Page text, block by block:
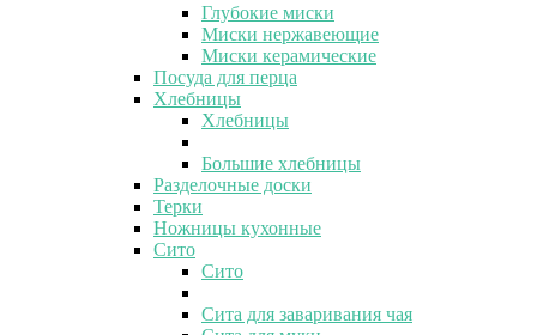
Глубокие миски
Миски нержавеющие
Миски керамические
Посуда для перца
Хлебницы
Хлебницы
Большие хлебницы
Разделочные доски
Терки
Ножницы кухонные
Сито
Сито
Сита для заваривания чая